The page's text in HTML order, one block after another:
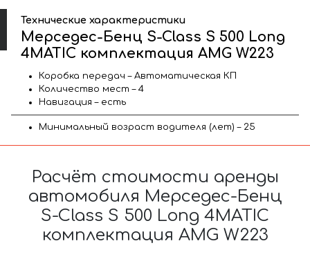
Технические характеристики
Мерседес-Бенц S-Class S 500 Long
4MATIC комплектация AMG W223
Коробка передач – Автоматическая КП
Количество мест – 4
Навигация – есть
Минимальный возраст водителя (лет) – 25
Расчёт стоимости аренды
автомобиля Мерседес-Бенц
S-Class S 500 Long 4MATIC
комплектация AMG W223